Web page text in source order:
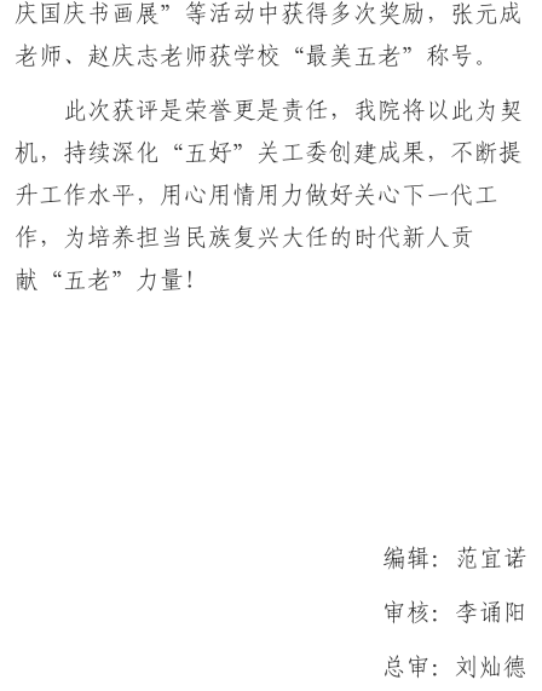
庆国庆书画展”等活动中获得多次奖励，张元成
老师、赵庆志老师获学校“最美五老”称号。
此次获评是荣誉更是责任，我院将以此为契
机，持续深化“五好”关工委创建成果，不断提
升工作水平，用心用情用力做好关心下一代工
作，为培养担当民族复兴大任的时代新人贡
献“五老”力量！
编辑：范宜诺
审核：李诵阳
总审：刘灿德